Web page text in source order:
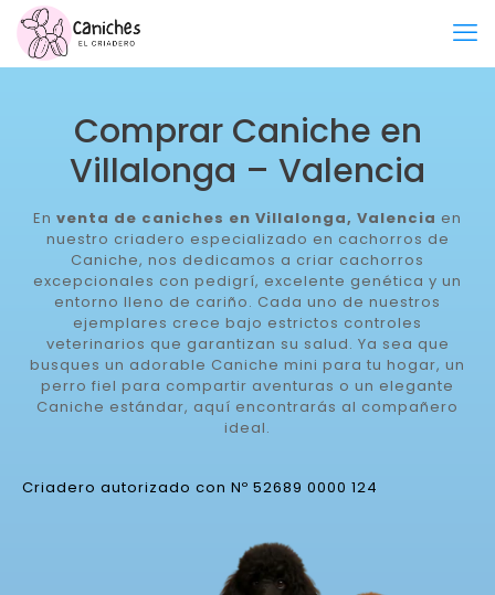
Comprar Caniche en
Villalonga – Valencia
En venta de caniches en Villalonga, Valencia en
nuestro criadero especializado en cachorros de
Caniche, nos dedicamos a criar cachorros
excepcionales con pedigrí, excelente genética y un
entorno lleno de cariño. Cada uno de nuestros
ejemplares crece bajo estrictos controles
veterinarios que garantizan su salud. Ya sea que
busques un adorable Caniche mini para tu hogar, un
perro fiel para compartir aventuras o un elegante
Caniche estándar, aquí encontrarás al compañero
ideal.
Criadero autorizado con Nº 52689 0000 124